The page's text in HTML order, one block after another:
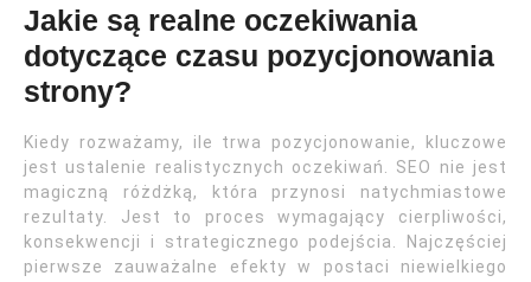
Jakie są realne oczekiwania
dotyczące czasu pozycjonowania
strony?
Kiedy rozważamy, ile trwa pozycjonowanie, kluczowe
jest ustalenie realistycznych oczekiwań. SEO nie jest
magiczną różdżką, która przynosi natychmiastowe
rezultaty. Jest to proces wymagający cierpliwości,
konsekwencji i strategicznego podejścia. Najczęściej
pierwsze zauważalne efekty w postaci niewielkiego